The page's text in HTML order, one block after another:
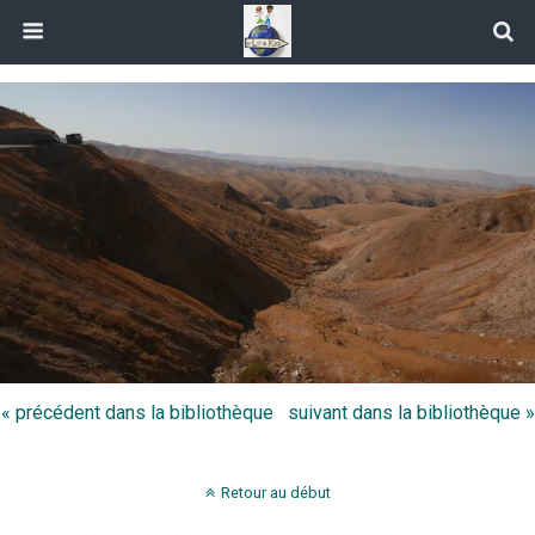
« précédent dans la bibliothèque suivant dans la bibliothèque »
Retour au début